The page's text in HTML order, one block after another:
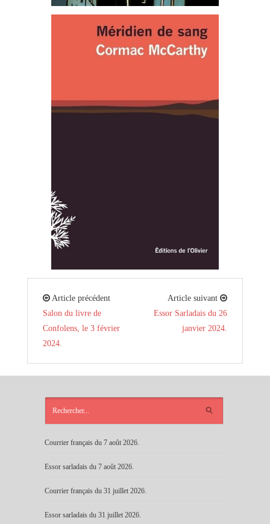
Article précédent
Salon du livre de
Confolens, le 3 février
2024.
Article suivant
Essor Sarladais du 26
janvier 2024.
Courrier français du 7 août 2026.
Essor sarladais du 7 août 2026.
Courrier français du 31 juillet 2026.
Essor sarladais du 31 juillet 2026.